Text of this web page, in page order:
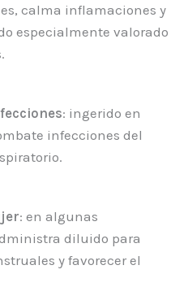
calma inflamaciones y
especialmente valorado
: ingerido en
infecciones del
: en algunas
diluido para
y favorecer el